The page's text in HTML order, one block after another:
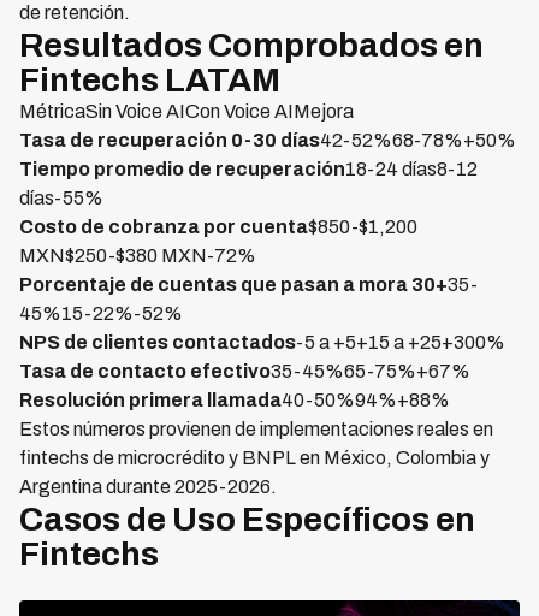
de retención.
Resultados Comprobados en
Fintechs LATAM
MétricaSin Voice AICon Voice AIMejora
Tasa de recuperación 0-30 días42-52%68-78%+50%
Tiempo promedio de recuperación18-24 días8-12
días-55%
Costo de cobranza por cuenta$850-$1,200
MXN$250-$380 MXN-72%
Porcentaje de cuentas que pasan a mora 30+35-
45%15-22%-52%
NPS de clientes contactados-5 a +5+15 a +25+300%
Tasa de contacto efectivo35-45%65-75%+67%
Resolución primera llamada40-50%94%+88%
Estos números provienen de implementaciones reales en
fintechs de microcrédito y BNPL en México, Colombia y
Argentina durante 2025-2026.
Casos de Uso Específicos en
Fintechs